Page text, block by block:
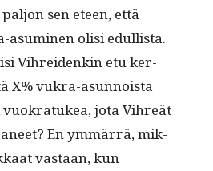
sen eteen, että
asum­i­nen olisi edullista.
Vihrei­denkin etu ker­
X% vukra-asun­noista
jota Vihreät
En ymmär­rä, mik­
vas­taan, kun